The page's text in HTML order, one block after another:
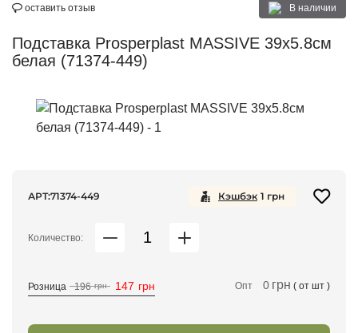
Подставка Prosperplast MASSIVE 39х5.8см
белая (71374-449)
оставить отзыв В наличии
АРТ:71374-449 Кэшбэк 1 грн
Количество:
Розница 196 грн 147 грн Опт 0 грн ( от шт )